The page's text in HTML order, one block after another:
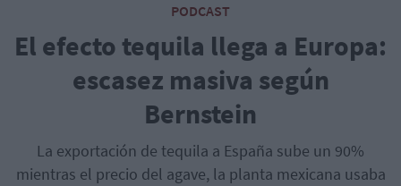
PODCAST
El efecto tequila llega a Europa:
escasez masiva según
Bernstein
La exportación de tequila a España sube un 90%
mientras el precio del agave, la planta mexicana usaba